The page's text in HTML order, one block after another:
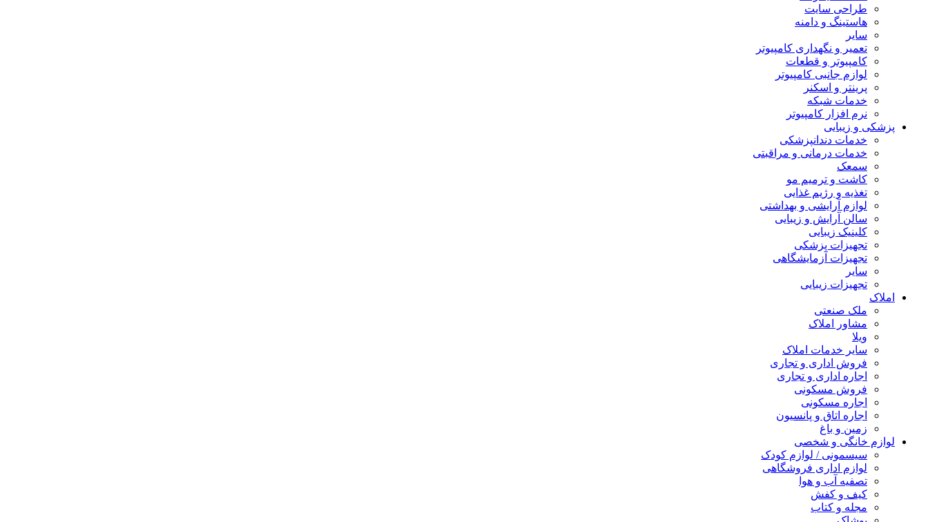
طراحی سایت
هاستینگ و دامنه
سایر
تعمیر و نگهداری کامپیوتر
کامپیوتر و قطعات
لوازم جانبی کامپیوتر
پرینتر و اسکنر
خدمات شبکه
نرم افزار کامپیوتر
پزشکی و زیبایی
خدمات دندانپزشکی
خدمات درمانی و مراقبتی
سمعک
کاشت و ترمیم مو
تغذیه و رژیم غذایی
لوازم آرایشی و بهداشتی
سالن آرایش و زیبایی
کلینیک زیبایی
تجهیزات پزشکی
تجهیزات آزمایشگاهی
سایر
تجهیزات زیبایی
املاک
ملک صنعتی
مشاور املاک
ویلا
سایر خدمات املاک
فروش اداری و تجاری
اجاره اداری و تجاری
فروش مسکونی
اجاره مسکونی
اجاره اتاق و پانسیون
زمین و باغ
لوازم خانگی و شخصی
سیسمونی / لوازم کودک
لوازم اداری فروشگاهی
تصفیه آب و هوا
کیف و کفش
مجله و کتاب